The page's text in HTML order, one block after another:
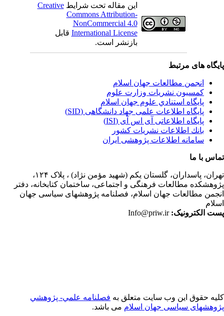
این مقاله تحت شرایطCreative
Commons Attribution-
NonCommercial 4.0
International Licenseقابل
بازنشر است.
های مرتبط
انجمن مطالعات جهان اسلام
کمسیون نشریات وزارت علوم
پايگاه استنادي علوم جهان اسلام
پایگاه اطلاعات علمی جهاد دانشگاهی (SID)
پایگاه اطلاعاتی آی اس آی (ISI)
بانك اطلاعات نشريات كشور
سامانه اطلاعات پژوهشی ایران
با ما
پاسداران، گلستان یکم (شهید مؤمن نژاد) ، پلاک ۱۲۴،
مطالعات فرهنگی و اجتماعی، ساختمان کتابخانه، دفتر
مطالعات جهان اسلام، فصلنامه پژوهشهای سیاسی جهان
الکترونیک:Info@priw.ir
حقوق این وب سایت متعلق بهفصلنامه علمي- پژوهشي
سیاسی جهان اسلاممی باشد.